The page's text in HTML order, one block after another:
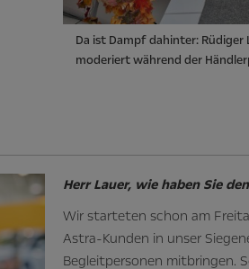
Da ist Dampf dahinter:
moderiert während der
Herr Lauer, wie haben Sie
Wir starteten schon am
Astra-Kunden in unser
Begleitpersonen mitbringen.